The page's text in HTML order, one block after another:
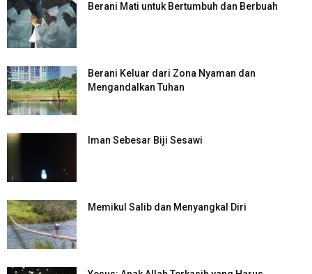
Berani Mati untuk Bertumbuh dan Berbuah
Berani Keluar dari Zona Nyaman dan
Mengandalkan Tuhan
Iman Sebesar Biji Sesawi
Memikul Salib dan Menyangkal Diri